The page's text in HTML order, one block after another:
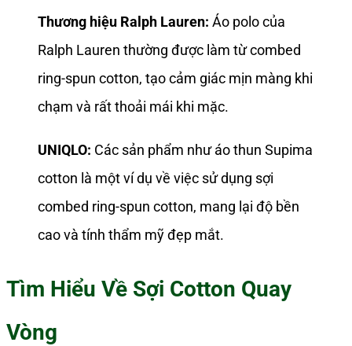
Thương hiệu Ralph Lauren: Áo polo của
Ralph Lauren thường được làm từ combed
ring-spun cotton, tạo cảm giác mịn màng khi
chạm và rất thoải mái khi mặc.
UNIQLO: Các sản phẩm như áo thun Supima
cotton là một ví dụ về việc sử dụng sợi
combed ring-spun cotton, mang lại độ bền
cao và tính thẩm mỹ đẹp mắt.
Tìm Hiểu Về Sợi Cotton Quay
Vòng